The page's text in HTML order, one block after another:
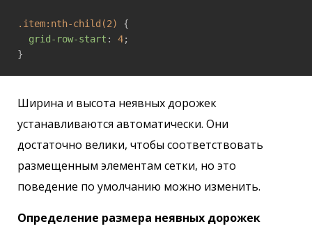
.item:nth-child(2)
{
grid-row-start : 4;
Ширина и высота неявных дорожек
устанавливаются автоматически. Они
достаточно велики, чтобы соответствовать
размещенным элементам сетки, но это
поведение по умолчанию можно изменить.
Определение размера неявных дорожек